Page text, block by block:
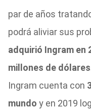
par de años
podrá aliviar sus
adquirió Ingram en
millones de
Ingram cuenta con
mundo y en 2019